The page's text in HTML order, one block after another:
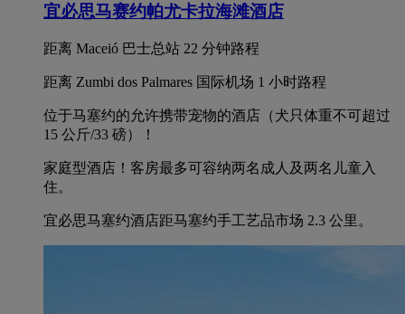
宜必思马赛约帕尤卡拉海滩酒店
距离 Maceió 巴士总站 22 分钟路程
距离 Zumbi dos Palmares 国际机场 1 小时路程
位于马塞约的允许携带宠物的酒店（犬只体重不可超过
15 公斤/33 磅）！
家庭型酒店！客房最多可容纳两名成人及两名儿童入
住。
宜必思马塞约酒店距马塞约手工艺品市场 2.3 公里。